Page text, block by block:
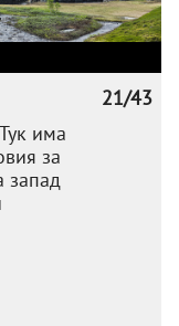
21/43
има
за
запад